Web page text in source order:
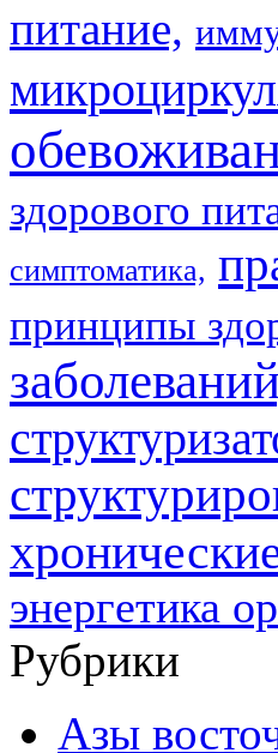
питание,
здорового
симптоматика,
принципы
энергетика
Рубрики
Азы